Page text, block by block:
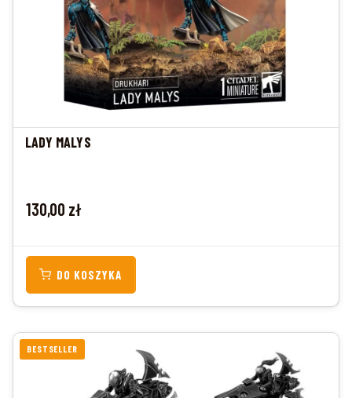
LADY MALYS
Cena
130,00 zł
DO KOSZYKA
BESTSELLER